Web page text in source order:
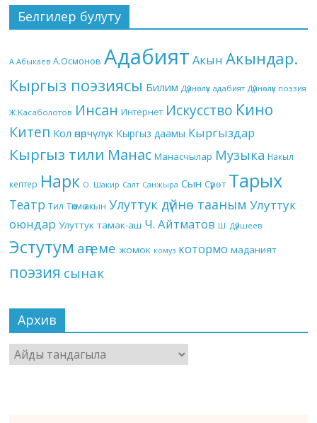
Белгилер булуту
А.Абыкаев А.Осмонов Адабият Акын Акындар.
Кыргыз поэзиясы Билим Дүйнөлүк адабият Дүйнөлүк поэзия
Ж.Касаболотов Инсан Интернет Искусство Кино
Китеп Кол өнөрчүлүк Кыргыз даамы Кыргыздар
Кыргыз тили Манас Манасчылар Музыка Накыл
кептер Нарк О. Шакир Салт Санжыра Сын Сүрөт Тарых
Театр Тил Төкмө акын Улуттук дүйнө тааным Улуттук
оюндар Улуттук тамак-аш Ч. Айтматов Ш. Дүйшеев
Эстутум аңгеме жомок комуз котормо маданият
поэзия сынак
Архив
Архив